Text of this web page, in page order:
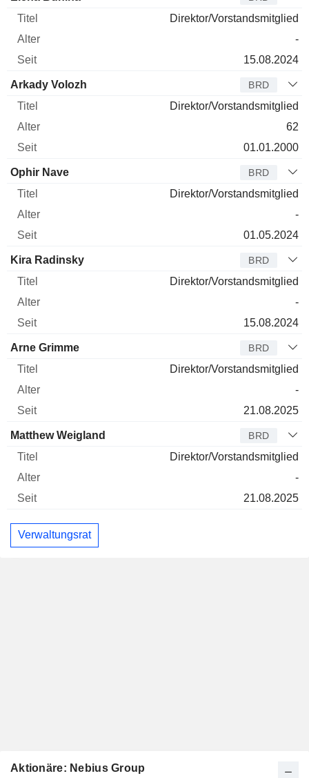
Direktor/Vorstandsmitglied
-
15.08.2024
Arkady Volozh BRD
Direktor/Vorstandsmitglied
62
01.01.2000
Ophir Nave BRD
Direktor/Vorstandsmitglied
-
01.05.2024
Kira Radinsky BRD
Direktor/Vorstandsmitglied
-
15.08.2024
Arne Grimme BRD
Direktor/Vorstandsmitglied
-
21.08.2025
Matthew Weigland BRD
Direktor/Vorstandsmitglied
-
21.08.2025
Verwaltungsrat
Aktionäre: Nebius Group